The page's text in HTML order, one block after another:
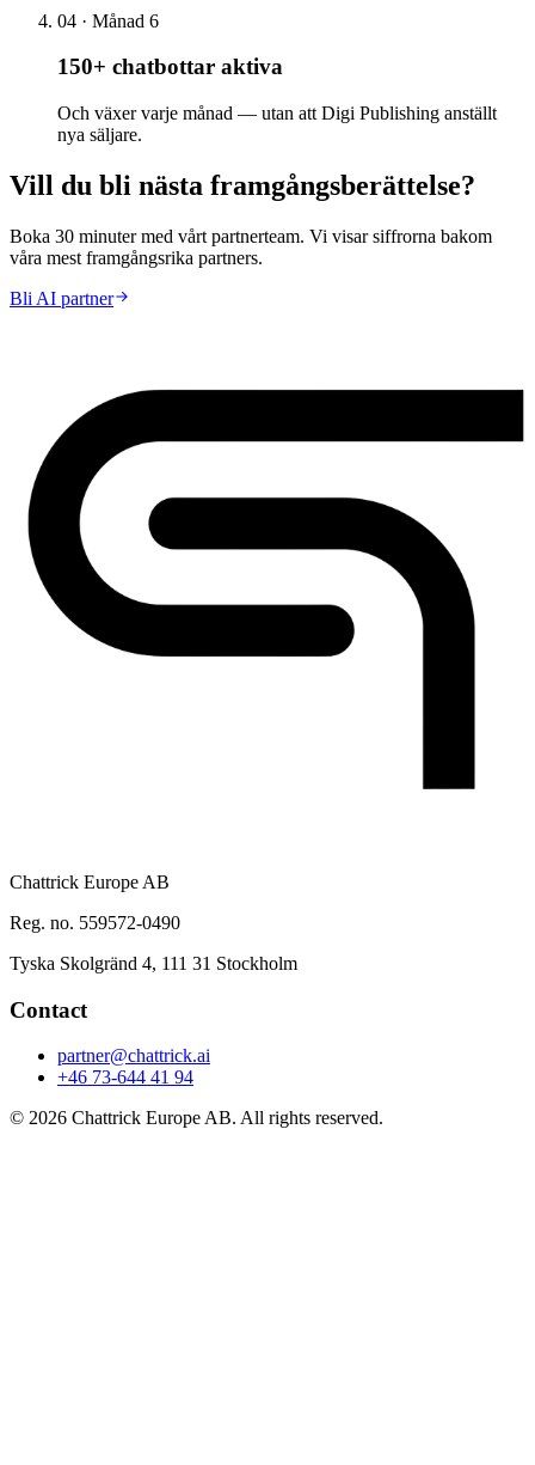
04 · Månad 6
150+ chatbottar aktiva
Och växer varje månad — utan att Digi Publishing anställt
nya säljare.
Vill du bli nästa framgångsberättelse?
Boka 30 minuter med vårt partnerteam. Vi visar siffrorna bakom
våra mest framgångsrika partners.
Bli AI partner
Chattrick Europe AB
Reg. no. 559572-0490
Tyska Skolgränd 4, 111 31 Stockholm
Contact
partner@chattrick.ai
+46 73-644 41 94
© 2026 Chattrick Europe AB. All rights reserved.